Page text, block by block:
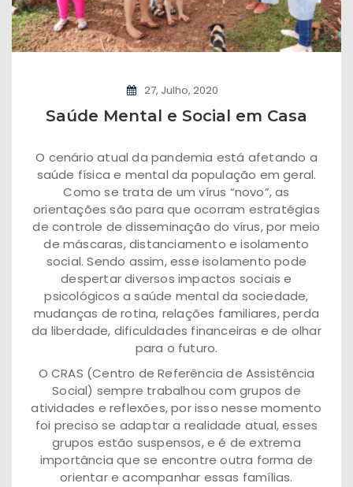
27, Julho, 2020
Saúde Mental e Social em Casa
O cenário atual da pandemia está afetando a
saúde física e mental da população em geral.
Como se trata de um vírus “novo”, as
orientações são para que ocorram estratégias
de controle de disseminação do vírus, por meio
de máscaras, distanciamento e isolamento
social. Sendo assim, esse isolamento pode
despertar diversos impactos sociais e
psicológicos a saúde mental da sociedade,
mudanças de rotina, relações familiares, perda
da liberdade, dificuldades financeiras e de olhar
para o futuro.
O CRAS (Centro de Referência de Assistência
Social) sempre trabalhou com grupos de
atividades e reflexões, por isso nesse momento
foi preciso se adaptar a realidade atual, esses
grupos estão suspensos, e é de extrema
importância que se encontre outra forma de
orientar e acompanhar essas famílias.